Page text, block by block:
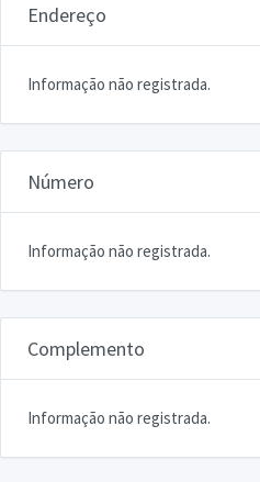
Endereço
Informação não registrada.
Número
Informação não registrada.
Complemento
Informação não registrada.